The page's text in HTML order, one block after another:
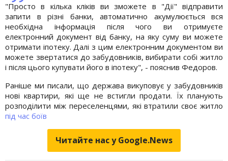
"Просто в кілька кліків ви зможете в "Дії" відправити
запити в різні банки, автоматично акумулюється вся
необхідна інформація після чого ви отримуєте
електронний документ від банку, на яку суму ви можете
отримати іпотеку. Далі з цим електронним документом ви
можете звертатися до забудовників, вибирати собі житло
і після цього купувати його в іпотеку", - пояснив Федоров.
Раніше ми писали, що держава викуповує у забудовників
нові квартири, які ще не встигли продати. Їх планують
розподілити між переселенцями, які втратили своє житло
під час боїв
Читайте нас у Google.News